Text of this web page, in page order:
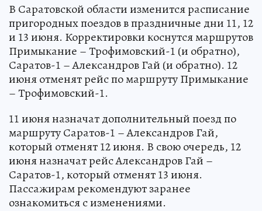
В Саратовской области изменится расписание
пригородных поездов в праздничные дни 11, 12
и 13 июня. Корректировки коснутся маршрутов
Примыкание – Трофимовский-1 (и обратно),
Саратов-1 – Александров Гай (и обратно). 12
июня отменят рейс по маршруту Примыкание
– Трофимовский-1.
11 июня назначат дополнительный поезд по
маршруту Саратов-1 – Александров Гай,
который отменят 12 июня. В свою очередь, 12
июня назначат рейс Александров Гай –
Саратов-1, который отменят 13 июня.
Пассажирам рекомендуют заранее
ознакомиться с изменениями.